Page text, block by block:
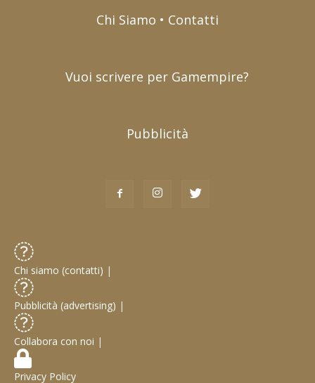
Chi Siamo • Contatti
Vuoi scrivere per Gamempire?
Pubblicità
Chi siamo (contatti) |
Pubblicità (advertising) |
Collabora con noi |
Privacy Policy